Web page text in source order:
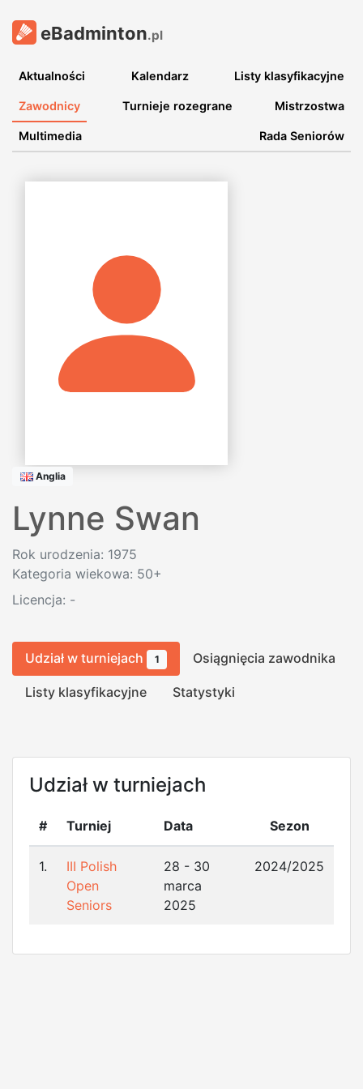
eBadminton.pl
Aktualności Kalendarz Listy klasyfikacyjne
Zawodnicy Turnieje rozegrane Mistrzostwa
Multimedia Rada Seniorów
Anglia
Lynne Swan
Rok urodzenia: 1975
Kategoria wiekowa: 50+
Licencja: -
Udział w turniejach 1 Osiągnięcia zawodnika
Listy klasyfikacyjne Statystyki
Udział w turniejach
# Turniej Data Sezon
1.
III Polish
Open
Seniors
28 - 30
marca
2025
2024/2025